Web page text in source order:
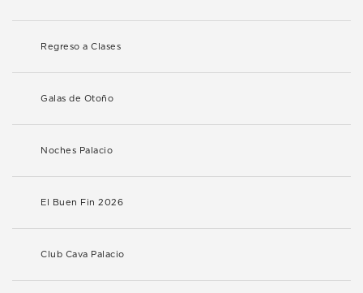
Regreso a Clases
Galas de Otoño
Noches Palacio
El Buen Fin 2026
Club Cava Palacio